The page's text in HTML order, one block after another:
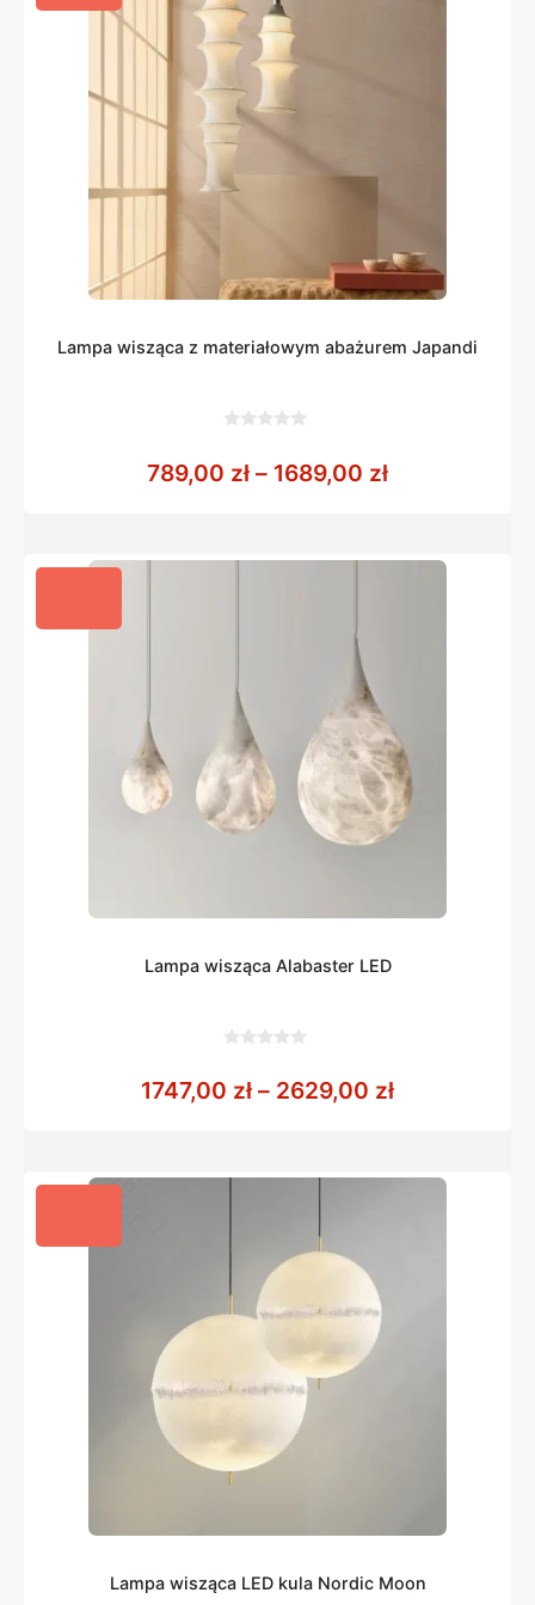
Lampa wisząca z materiałowym abażurem Japandi
5
789,00 zł – 1689,00 złZakres cen:
Lampa wisząca Alabaster LED
5
1747,00 zł – 2629,00 złZakres cen:
Lampa wisząca LED kula Nordic Moon